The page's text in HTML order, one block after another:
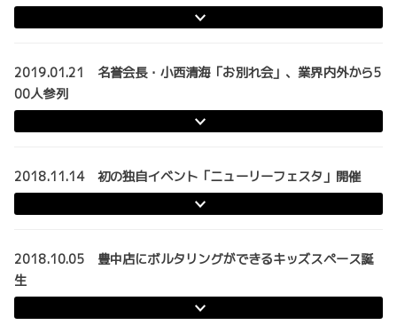
2019.01.21 名誉会長・小西清海「お別れ会」、業界内外から5
00人参列
2018.11.14 初の独自イベント「ニューリーフェスタ」開催
2018.10.05 豊中店にボルタリングができるキッズスペース誕
生